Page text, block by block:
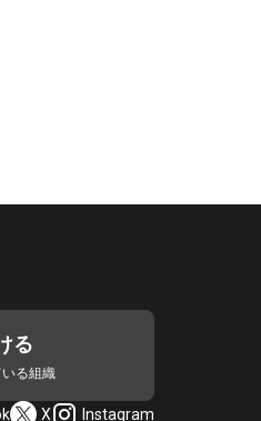
る
る組織
X Instagram